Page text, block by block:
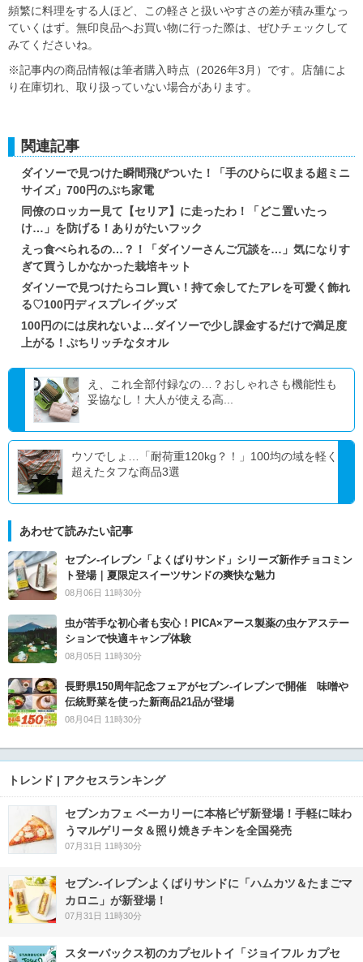
頻繁に料理をする人ほど、この軽さと扱いやすさの差が積み重なっ
ていくはず。無印良品へお買い物に行った際は、ぜひチェックして
みてくださいね。
※記事内の商品情報は筆者購入時点（2026年3月）です。店舗によ
り在庫切れ、取り扱っていない場合があります。
関連記事
ダイソーで見つけた瞬間飛びついた！「手のひらに収まる超ミニ
サイズ」700円のぷち家電
同僚のロッカー見て【セリア】に走ったわ！「どこ置いたっ
け…」を防げる！ありがたいフック
えっ食べられるの…？！「ダイソーさんご冗談を…」気になりす
ぎて買うしかなかった栽培キット
ダイソーで見つけたらコレ買い！持て余してたアレを可愛く飾れ
る♡100円ディスプレイグッズ
100円のには戻れないよ…ダイソーで少し課金するだけで満足度
上がる！ぷちリッチなタオル
え、これ全部付録なの…？おしゃれさも機能性も
妥協なし！大人が使える高...
ウソでしょ…「耐荷重120kg？！」100均の域を軽く
超えたタフな商品3選
あわせて読みたい記事
セブン‐イレブン「よくばりサンド」シリーズ新作チョコミン
ト登場｜夏限定スイーツサンドの爽快な魅力
08月06日 11時30分
虫が苦手な初心者も安心！PICA×アース製薬の虫ケアステー
ションで快適キャンプ体験
08月05日 11時30分
長野県150周年記念フェアがセブン-イレブンで開催 味噌や
伝統野菜を使った新商品21品が登場
08月04日 11時30分
トレンド | アクセスランキング
セブンカフェ ベーカリーに本格ピザ新登場！手軽に味わ
うマルゲリータ＆照り焼きチキンを全国発売
07月31日 11時30分
セブン‐イレブンよくばりサンドに「ハムカツ＆たまごマ
カロニ」が新登場！
07月31日 11時30分
スターバックス初のカプセルトイ「ジョイフル カプセ